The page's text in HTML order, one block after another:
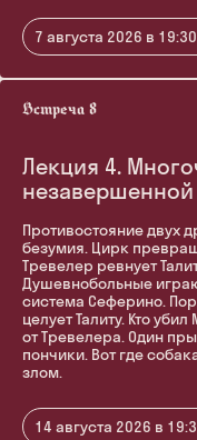
7 августа 2026 в
Лекция 4.
незавершенной
Противостояние двух
безумия. Цирк
Тревелер ревнует
Душевнобольные
система Сеферино.
целует Талиту. Кто
от Тревелера. Один
пончики. Вот где
злом.
14 августа 2026 в